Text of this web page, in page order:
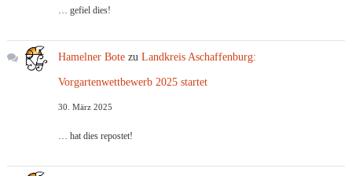
… gefiel dies!
Hamelner Bote zuLandkreis Aschaffenburg:
Vorgartenwettbewerb 2025 startet
30. März 2025
… hat dies repostet!